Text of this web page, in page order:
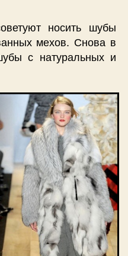
носить шубы
мехов. Снова в
с натуральных и